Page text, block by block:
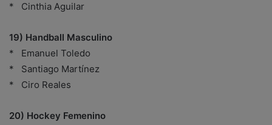
* Cinthia Aguilar
19) Handball Masculino
* Emanuel Toledo
* Santiago Martínez
* Ciro Reales
20) Hockey Femenino